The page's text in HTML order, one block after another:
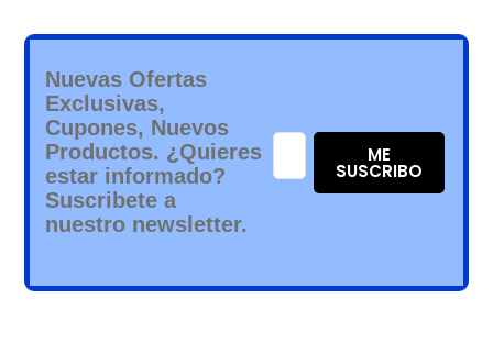
Nuevas Ofertas
Exclusivas,
Cupones, Nuevos
Productos. ¿Quieres
estar informado?
Suscribete a
nuestro newsletter.
ME
SUSCRIBO